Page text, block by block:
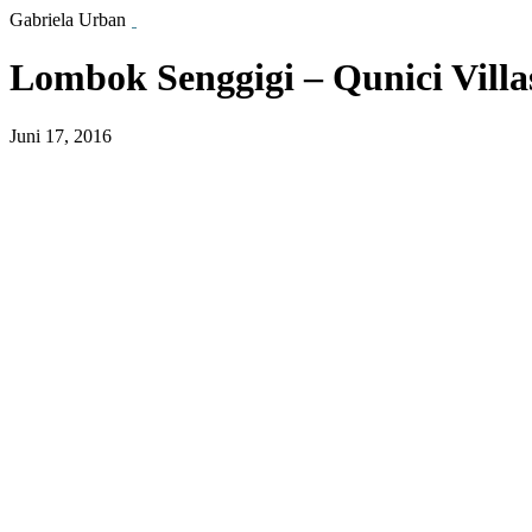
Gabriela Urban
Lombok Senggigi – Qunici
Juni 17, 2016